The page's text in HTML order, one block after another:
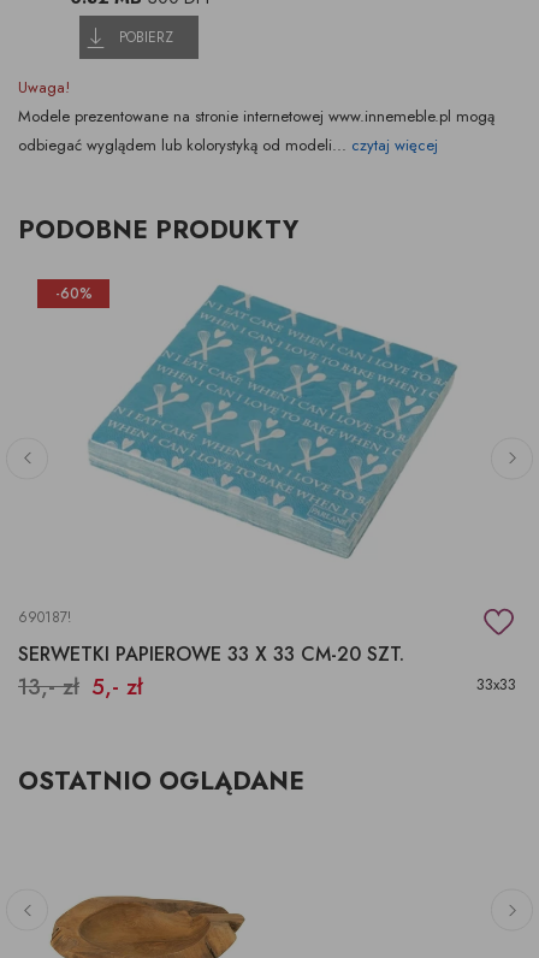
POBIERZ
Uwaga!
Modele prezentowane na stronie internetowej www.innemeble.pl mogą
odbiegać wyglądem lub kolorystyką od modeli... czytaj więcej
PODOBNE PRODUKTY
-60%
690187!
SERWETKI PAPIEROWE 33 X 33 CM-20 SZT.
13,- zł 5,- zł 33x33
OSTATNIO OGLĄDANE